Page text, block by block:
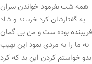
همه شب بفرمود خواندن سران
به گفتارشان کرد خرسند و شاد
فریبنده بوده ست و من بی گمان
نه ما را به مردی نمود این نهیب
بدو خواستم کردن این بد که کرد